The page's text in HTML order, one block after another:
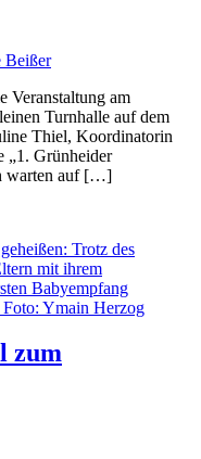
Beißer
Veranstaltung am
Turnhalle auf dem
Thiel, Koordinatorin
„1. Grünheider
warten auf […]
zum